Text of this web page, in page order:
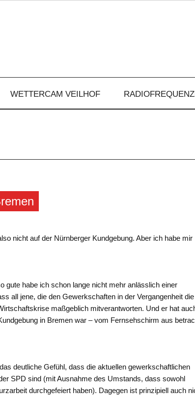
WETTERCAM VEILHOF
nicht auf der Nürnberger Kundgebung. Aber ich habe mir
gute habe ich schon lange nicht mehr anlässlich einer
all jene, die den Gewerkschaften in der Vergangenheit die
maßgeblich mitverantworten. Und er hat
in Bremen war – vom Fernsehschirm aus
deutliche Gefühl, dass die aktuellen gewerkschaftlichen
SPD sind (mit Ausnahme des Umstands, dass sowohl
durchgefeiert haben). Dagegen ist prinzipiell auch